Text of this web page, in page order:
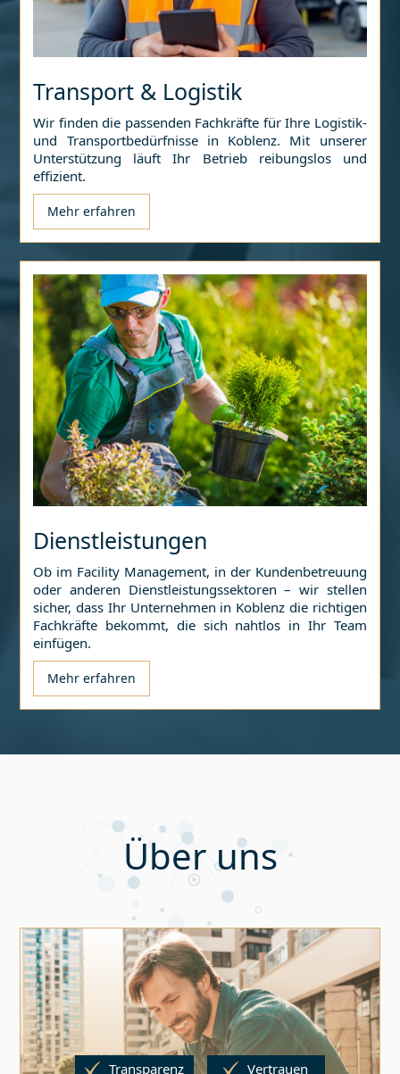
Transport & Logistik
Wir finden die passenden Fachkräfte für Ihre Logistik-
und Transportbedürfnisse in Koblenz. Mit unserer
Unterstützung läuft Ihr Betrieb reibungslos und
effizient.
Mehr erfahren
Dienstleistungen
Ob im Facility Management, in der Kundenbetreuung
oder anderen Dienstleistungssektoren – wir stellen
sicher, dass Ihr Unternehmen in Koblenz die richtigen
Fachkräfte bekommt, die sich nahtlos in Ihr Team
einfügen.
Mehr erfahren
Über uns
Transparenz Vertrauen